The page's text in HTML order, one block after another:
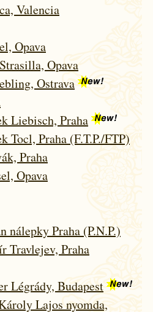
Valencia
Opava
Opava
Ostrava
Liebisch, Praha
Tocl, Praha (F.T.P./FTP)
Praha
Opava
nálepky Praha (P.N.P.)
Travlejev, Praha
Légrády, Budapest
Lajos nyomda,